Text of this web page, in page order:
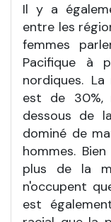
Il y a
entre les
femmes
Pacifique à
nordiques.
est de 30%,
dessous de
dominé de
hommes.
plus de la
n'occupent
est